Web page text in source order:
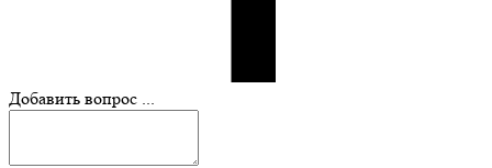
Добавить вопрос ...